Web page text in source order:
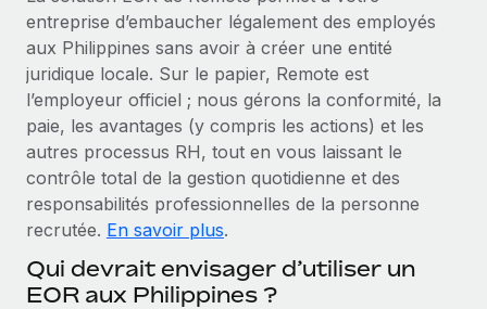
candidats
Remote Watchtower
Gardez un temps d’avance sur les risques en
matière de conformité
Gestion des appareils
Achetez et suivez vos équipements informatiques
dans le monde entier
Création d’entité
Établissez des entités rapidement et en toute
ÉTUDES DE CAS
BLOG
Paie multipays
EOR et PEO
Gestion des freelances
Taxes
Explorer le blog
entreprise d’embaucher légalement des employés
aux Philippines sans avoir à créer une entité
juridique locale. Sur le papier, Remote est
l’employeur officiel ; nous gérons la conformité, la
paie, les avantages (y compris les actions) et les
autres processus RH, tout en vous laissant le
contrôle total de la gestion quotidienne et des
responsabilités professionnelles de la personne
recrutée. En savoir plus.
Qui devrait envisager d’utiliser un
EOR aux Philippines ?